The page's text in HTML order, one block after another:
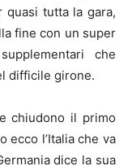
tutta la gara,
fine con un super
che
difficile girone.
chiudono il primo
ecco l’Italia che va
dice la sua